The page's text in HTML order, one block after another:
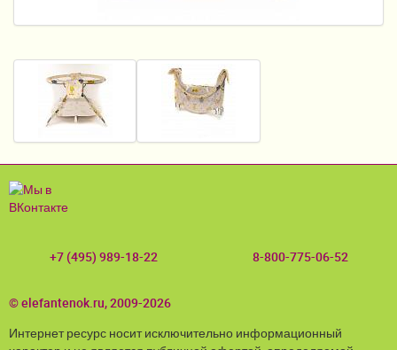
Качели, шезлонги
Манежи
Ходунки и прыгунки
Принадлежности для выписки
Сумки для мам и детей
Кенгуру и слинги
+7 (495) 989-18-22 8-800-775-06-52
© elefantenok.ru, 2009-2026
Интернет ресурс носит исключительно информационный